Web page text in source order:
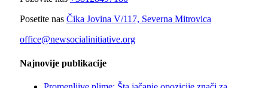
Posetite nas Čika Jovina V/117, Severna Mitrovica
office@newsocialinitiative.org
Najnovije publikacije